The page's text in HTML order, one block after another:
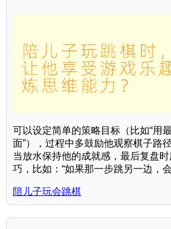
可以设定简单的策略目标（比如“用
面”），过程中多鼓励他观察棋子路
当放水保持他的成就感，最后复盘
巧，比如：“如果那一步跳另一边，
陪儿子玩会跳棋